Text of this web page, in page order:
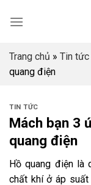
Trang chủ » Tin tức
quang điện
TIN TỨC
Mách bạn 3
quang điện
Hồ quang điệnlà
chất khí ở áp